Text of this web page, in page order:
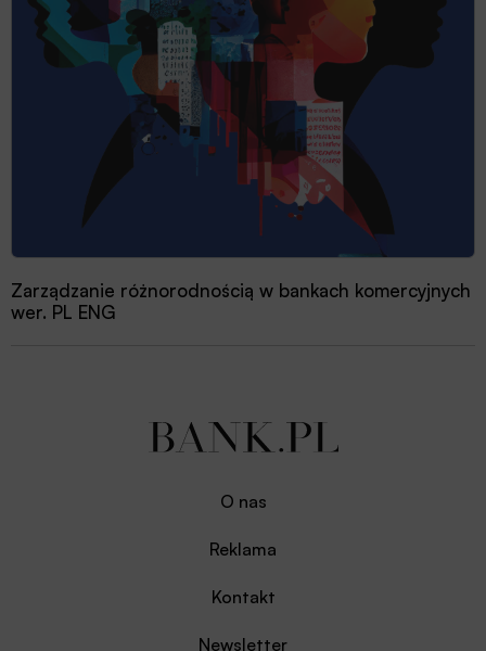
Zarządzanie różnorodnością w bankach komercyjnych
wer. PL ENG
O nas
Reklama
Kontakt
Newsletter